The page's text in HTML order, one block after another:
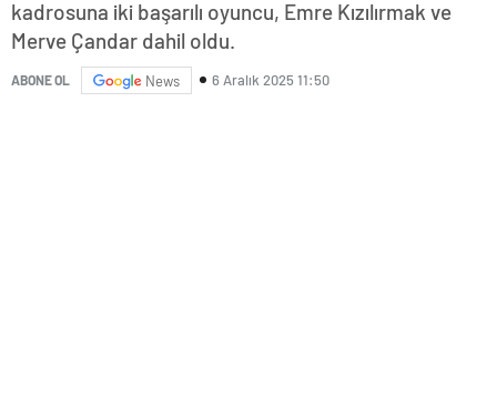
kadrosuna iki başarılı oyuncu, Emre Kızılırmak ve
Merve Çandar dahil oldu.
ABONE OL News 6 Aralık 2025 11:50